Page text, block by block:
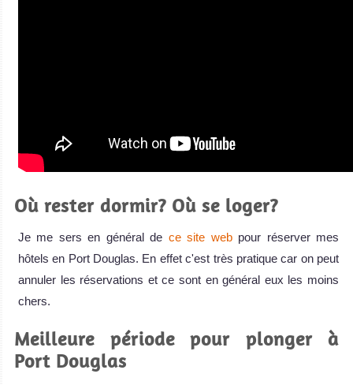
Où rester dormir? Où se loger?
Je me sers en général de ce site webpour réserver mes
hôtels en Port Douglas. En effet c'est très pratique car on peut
annuler les réservations et ce sont en général eux les moins
chers.
Meilleure période pour plonger à
Port Douglas